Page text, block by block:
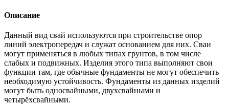
Описание
Данный вид свай используются при строительстве опор
линий электропередач и служат основанием для них. Сваи
могут применяться в любых типах грунтов, в том числе
слабых и подвижных. Изделия этого типа выполняют свои
функции там, где обычные фундаменты не могут обеспечить
необходимую устойчивость. Фундаменты из данных изделий
могут быть односвайными, двухсвайными и
четырёхсвайными.